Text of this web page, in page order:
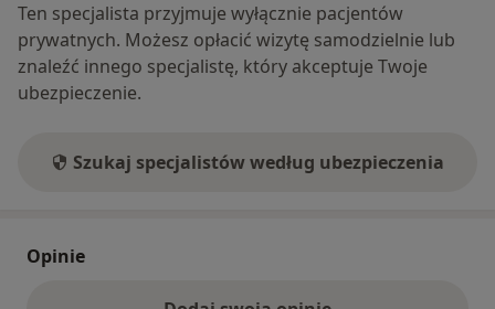
Ten specjalista przyjmuje wyłącznie pacjentów
prywatnych. Możesz opłacić wizytę samodzielnie lub
znaleźć innego specjalistę, który akceptuje Twoje
ubezpieczenie.
Szukaj specjalistów według ubezpieczenia
Opinie